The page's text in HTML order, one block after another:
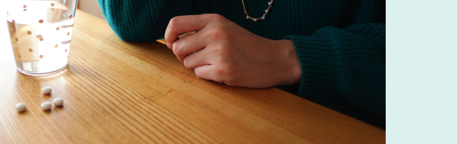
#IDÉE #ファニタメ#無印良品#木図鑑#オフィスチェア#2022 春ドラマ
#展示会 #インテリアの法則#ニトリ#コクヨ#岸井ゆきの #フェリシモ
#カリモク家具
#間宮祥太朗
#KEYUCA#サステナブル#一枚板 #石田ゆり子#ヤマソロ
#タンスのゲン#unico#2022 夏ドラマ #岡崎製材 #良品計画 #大塚家具
#家具#波瑠#ACTUS#DINOS CORPORATION#IKEA
#インダストリアルスタイル#アダル#おすすめ#材木屋のおやじとせがれ#河淳#テレワーク
#関家具#チェア#インテリアスタイリングの法則#ソファ
#MoMA
#コメリ#大川家具#田中みな実#インテリアコーディネート#2022 秋ドラマ
#映画